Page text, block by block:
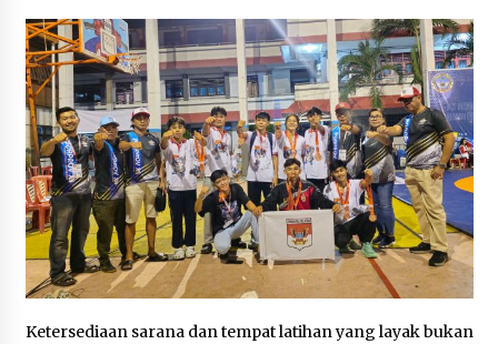
Ketersediaan sarana dan tempat latihan yang layak bukan